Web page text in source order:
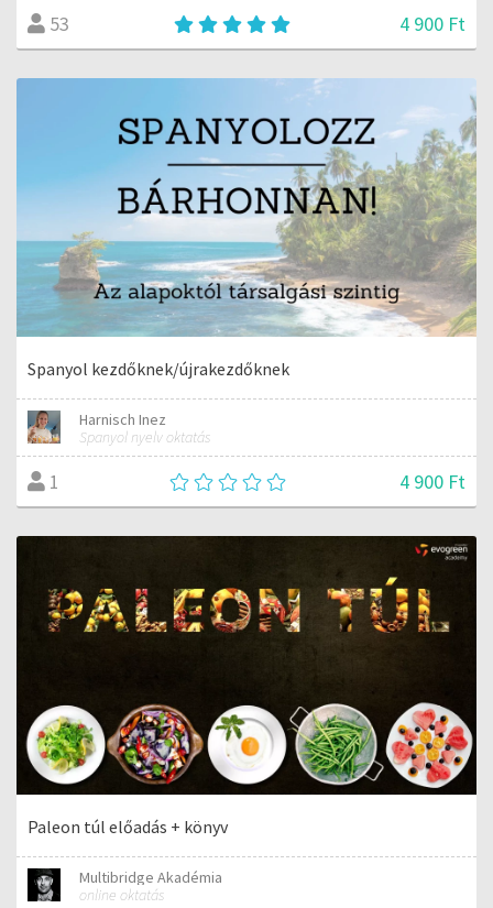
53 4 900 Ft
Spanyol kezdőknek/újrakezdőknek
Harnisch Inez
Spanyol nyelv oktatás
1 4 900 Ft
Paleon túl előadás + könyv
Multibridge Akadémia
online oktatás